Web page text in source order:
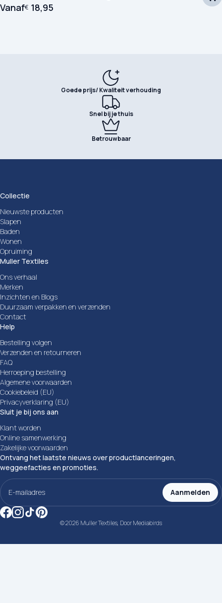
Vanaf€ 18,95
Goede prijs/ Kwaliteit verhouding
Snel bij je thuis
Betrouwbaar
Collectie
Nieuwste producten
Slapen
Baden
Wonen
Opruiming
Muller Textiles
Ons verhaal
Merken
Inzichten en Blogs
Duurzaam verpakken en verzenden
Contact
Help
Bestelling volgen
Verzenden en retourneren
FAQ
Herroeping bestelling
Algemene voorwaarden
Cookiebeleid (EU)
Privacyverklaring (EU)
Sluit je bij ons aan
Klant worden
Online samenwerking
Zakelijke voorwaarden
Ontvang het laatste nieuws over productlanceringen,
weggeefacties en promoties.
E-
mailadres
(Vereist)
Aanmelden
© 2026 Muller Textiles, DoorMediabirds